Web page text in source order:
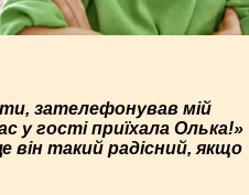
зателефонував мій
у гості приїхала Олька!»
він такий радісний, якщо